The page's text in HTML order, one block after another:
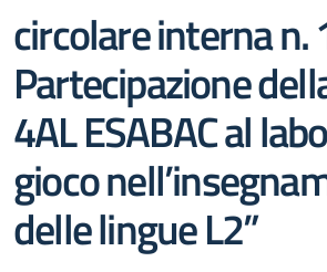
circolare interna n.
Partecipazione
4AL ESABAC al
gioco
delle lingue L2”